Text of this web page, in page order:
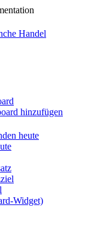
hinzufügen
heute
Widget)